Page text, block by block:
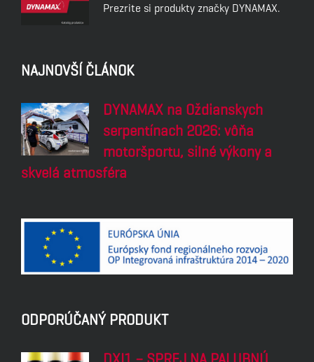
Prezrite si produkty značky DYNAMAX.
NAJNOVŠÍ ČLÁNOK
DYNAMAX na Oždianskych
serpentínach 2026: vôňa
motoršportu, silné výkony a
skvelá atmosféra
ODPORÚČANÝ PRODUKT